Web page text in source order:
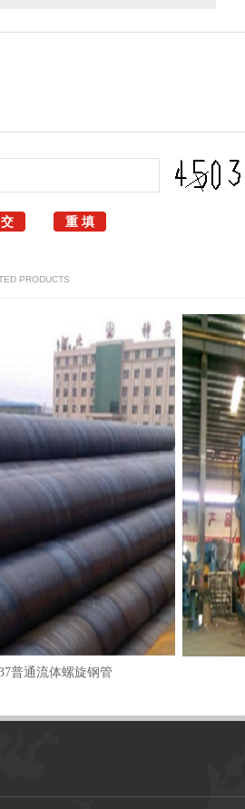
PRODUCTS
普通流体螺旋钢管